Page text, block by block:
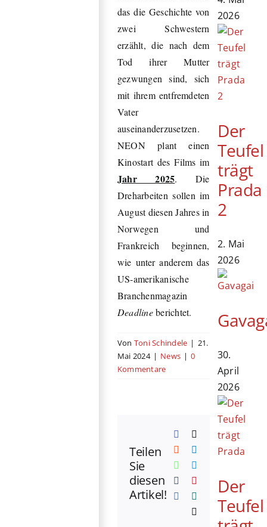
das die Geschichte von
zwei Schwestern
erzählt, die nach dem
Tod ihrer Mutter
gezwungen sind, sich
mit ihrem entfremdeten
Vater
auseinanderzusetzen.
NEON plant einen
Kinostart des Films im
Jahr 2025. Die
Dreharbeiten sollen im
August diesen Jahres in
Norwegen und
Frankreich beginnen,
wie unter anderem das
US-amerikanische
Branchenmagazin
Deadlineberichtet.
Von Toni Schindele | 21.
Mai 2024 | News | 0
Kommentare
Teilen
Sie
diesen
Artikel!
Facebook
Reddit LinkedIn
WhatsApp
TumblrPinterest
2026
Der
Teufel
trägt
Prada
2
2. Mai
2026
30.
April
2026
Der
Teufel